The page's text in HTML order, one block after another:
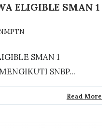
ELIGIBLE SMAN 1
SMAN 1
SNBP...
Read More